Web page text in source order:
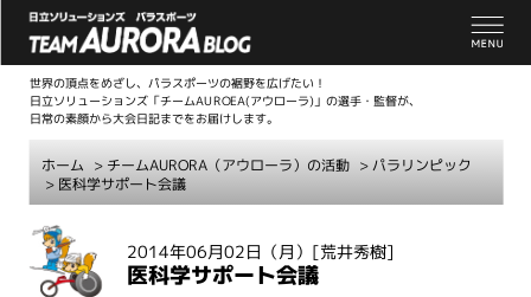
世界の頂点をめざし、パラスポーツの裾野を広げたい！
日立ソリューションズ「チームAUROEA(アウローラ)」の選手・監督が、
日常の素顔から大会日記までをお届けします。
ホーム > チームAURORA（アウローラ）の活動 >パラリンピック
> 医科学サポート会議
2014年06月02日（月） [荒井秀樹]
医科学サポート会議